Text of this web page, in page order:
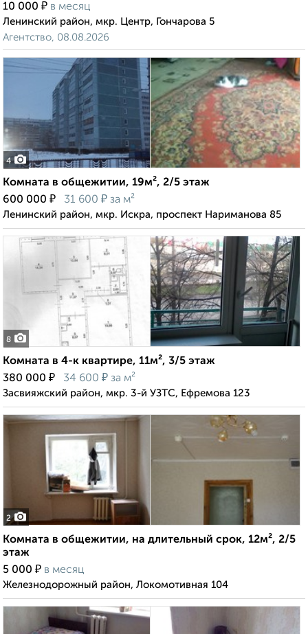
10 000 ₽ в месяц
Ленинский район, мкр. Центр, Гончарова 5
Агентство, 08.08.2026
4
Комната в общежитии, 19м², 2/5 этаж
600 000 ₽ 31 600 ₽ за м²
Ленинский район, мкр. Искра, проспект Нариманова 85
8
Комната в 4-к квартире, 11м², 3/5 этаж
380 000 ₽ 34 600 ₽ за м²
Засвияжский район, мкр. 3-й УЗТС, Ефремова 123
2
Комната в общежитии, на длительный срок, 12м², 2/5
этаж
5 000 ₽ в месяц
Железнодорожный район, Локомотивная 104